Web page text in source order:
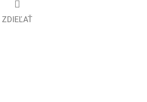
ZDIEĽAŤ